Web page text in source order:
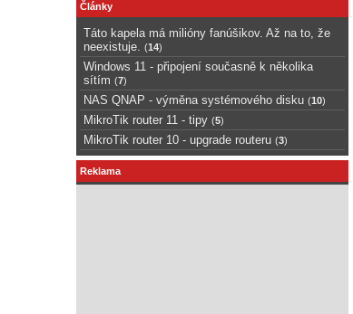
Články
Táto kapela má milióny fanúšikov. Až na to, že
neexistuje.
(14)
Windows 11 - připojení současně k několika
sítím (7)
NAS QNAP - výměna systémového disku (10)
MikroTik router 11 - tipy (5)
MikroTik router 10 - upgrade routeru (3)
Reklama